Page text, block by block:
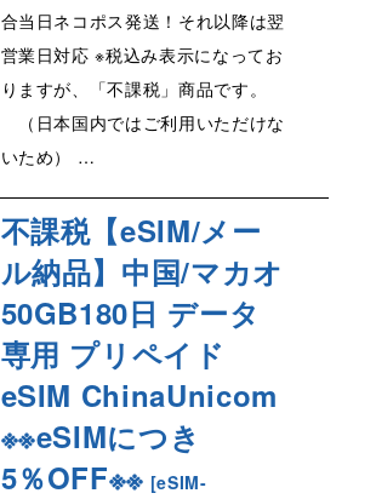
合当日ネコポス発送！それ以降は翌
営業日対応 ※税込み表示になってお
りますが、「不課税」商品です。
（日本国内ではご利用いただけな
いため） …
不課税【eSIM/メー
ル納品】中国/マカオ
50GB180日 データ
専用 プリペイド
eSIM ChinaUnicom
※※eSIMにつき
5％OFF※※ [eSIM-